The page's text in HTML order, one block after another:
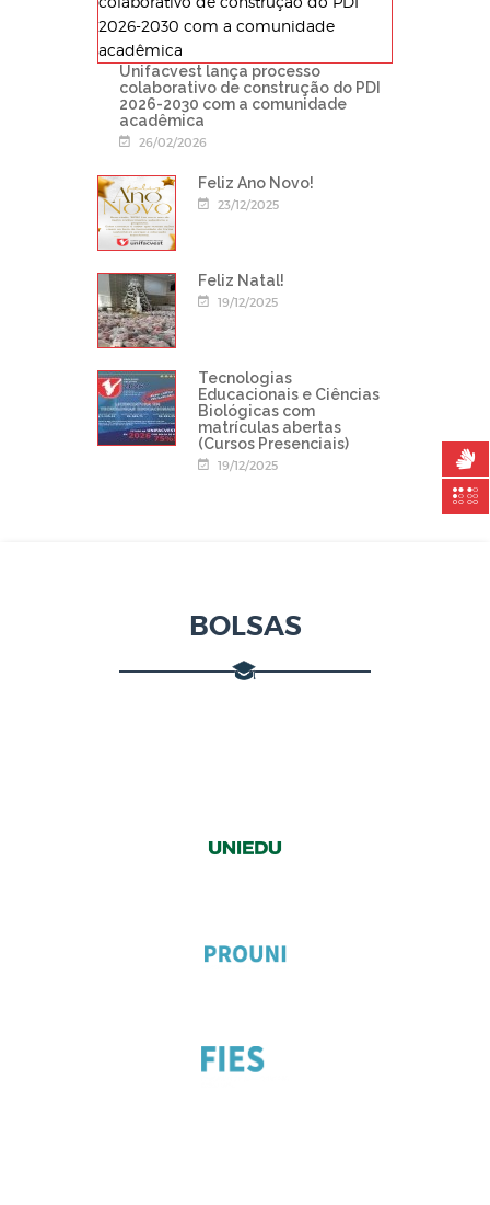
Unifacvest lança processo
colaborativo de construção do PDI
2026-2030 com a comunidade
acadêmica
26/02/2026
Feliz Ano Novo!
23/12/2025
Feliz Natal!
19/12/2025
Tecnologias
Educacionais e Ciências
Biológicas com
matrículas abertas
(Cursos Presenciais)
19/12/2025
BOLSAS